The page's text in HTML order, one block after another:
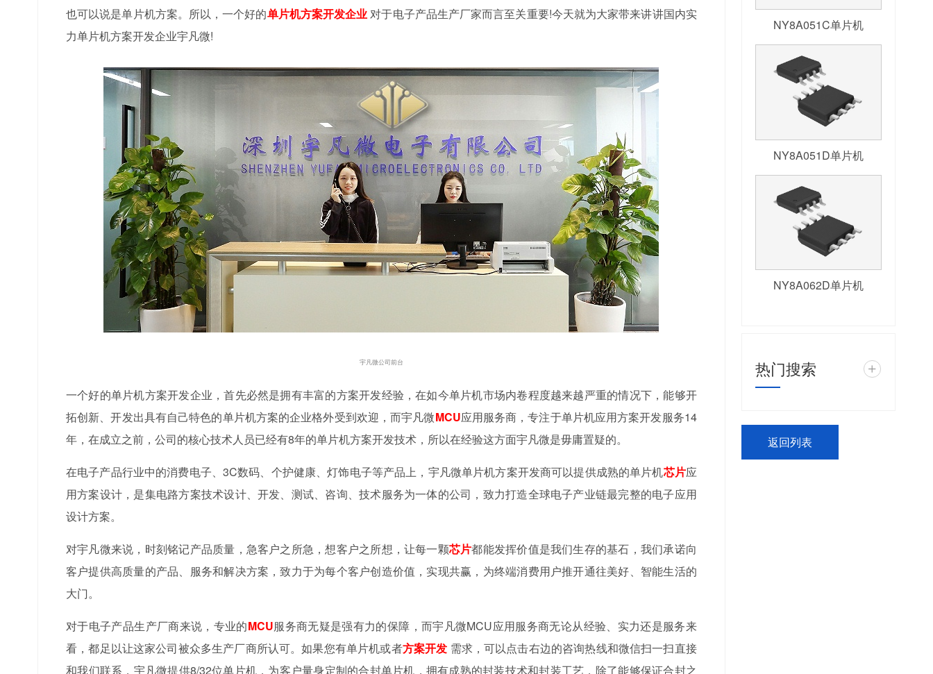
也可以说是单片机方案。所以，一个好的单片机方案开发企业对于电子产品生产厂家而言至关重要!今天就为大家带来讲讲国内实
力单片机方案开发企业宇凡微!
宇凡微公司前台
一个好的单片机方案开发企业，首先必然是拥有丰富的方案开发经验，在如今单片机市场内卷程度越来越严重的情况下，能够开
拓创新、开发出具有自己特色的单片机方案的企业格外受到欢迎，而宇凡微MCU应用服务商，专注于单片机应用方案开发服务14
年，在成立之前，公司的核心技术人员已经有8年的单片机方案开发技术，所以在经验这方面宇凡微是毋庸置疑的。
在电子产品行业中的消费电子、3C数码、个护健康、灯饰电子等产品上，宇凡微单片机方案开发商可以提供成熟的单片机芯片应
用方案设计，是集电路方案技术设计、开发、测试、咨询、技术服务为一体的公司，致力打造全球电子产业链最完整的电子应用
设计方案。
对宇凡微来说，时刻铭记产品质量，急客户之所急，想客户之所想，让每一颗芯片都能发挥价值是我们生存的基石，我们承诺向
客户提供高质量的产品、服务和解决方案，致力于为每个客户创造价值，实现共赢，为终端消费用户推开通往美好、智能生活的
大门。
对于电子产品生产厂商来说，专业的MCU服务商无疑是强有力的保障，而宇凡微MCU应用服务商无论从经验、实力还是服务来
看，都足以让这家公司被众多生产厂商所认可。如果您有单片机或者方案开发 需求，可以点击右边的咨询热线和微信扫一扫直接
和我们联系，宇凡微提供8/32位单片机，为客户量身定制的合封单片机，拥有成熟的封装技术和封装工艺，除了能够保证合封之
NY8A051C单片机
NY8A051D单片机
NY8A062D单片机
热门搜索 +
返回列表